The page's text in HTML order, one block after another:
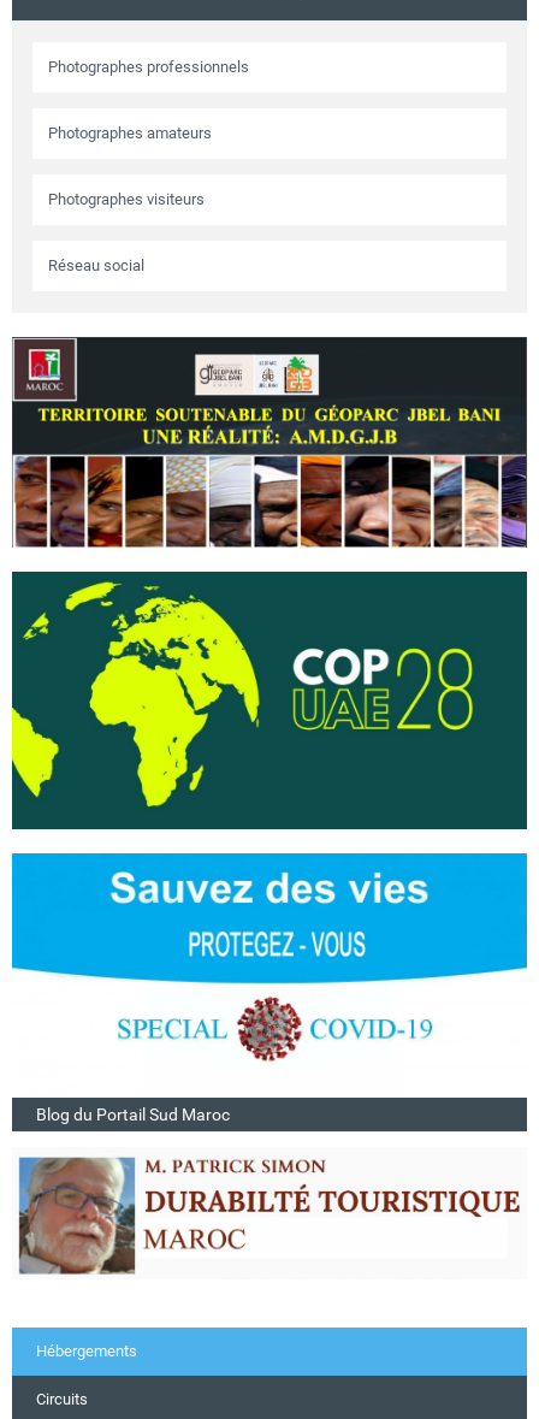
Circuits touristiques
Régions
Evenements
Contact
Photographes professionnels
Photographes amateurs
Photographes visiteurs
Réseau social
Blog du Portail Sud Maroc
Hébergements
Circuits